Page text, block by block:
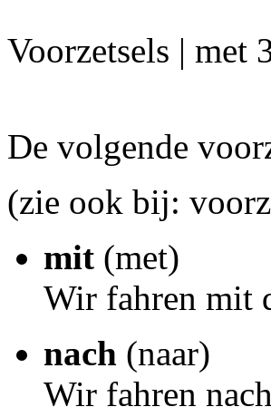
Voorzetsels | met
De volgende
(zie ook bij:
mit (met)
Wir fahren mit
nach (naar)
Wir fahren